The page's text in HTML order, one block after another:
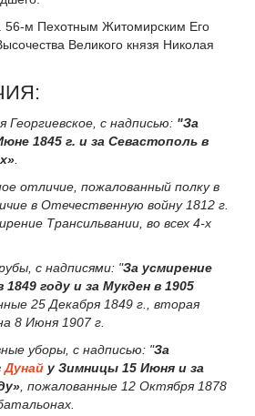
56-м Пехотным Житомирским Его
Великого князя Николая
Георгиевское, с надписью: "За
1845 г. и за Севастополь в
отличие, пожалованный полку в
в Отечественную войну 1812 г.
Трансильвании, во всех 4-х
с надписями: "За усмирение
1849 году и за Мукден в 1905
25 Декабря 1849 г., вторая
8 Июня 1907 г.
уборы, с надписью: "За
Дунай у Зимницы 15 Июня и за
, пожалованные 12 Октября 1878